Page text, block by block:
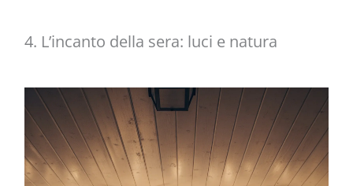
4. L’incanto della sera: luci e natura